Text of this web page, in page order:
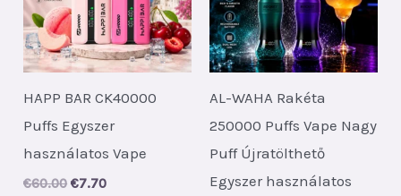
HAPP BAR CK40000
Puffs Egyszer
használatos Vape
€60.00 Original
€7.70Current
AL-WAHA Rakéta
250000 Puffs Vape Nagy
Puff Újratölthető
Egyszer használatos